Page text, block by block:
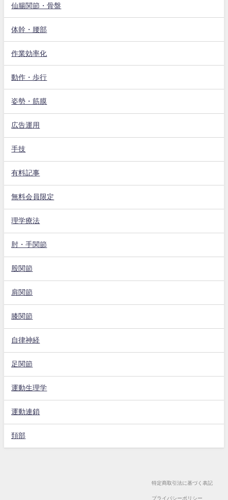
仙腸関節・骨盤
体幹・腰部
作業効率化
動作・歩行
姿勢・筋膜
広告運用
手技
有料記事
無料会員限定
理学療法
肘・手関節
股関節
肩関節
膝関節
自律神経
足関節
運動生理学
運動連鎖
頚部
特定商取引法に基づく表記
プライバシーポリシー